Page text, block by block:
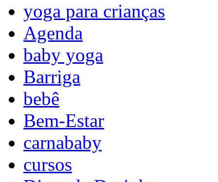
yoga para crianças
Agenda
baby yoga
Barriga
bebê
Bem-Estar
carnababy
cursos